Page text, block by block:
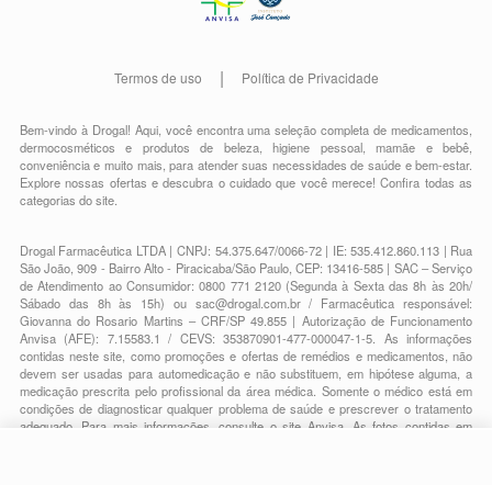
Termos de uso Política de Privacidade
Bem-vindo à Drogal! Aqui, você encontra uma seleção completa demedicamentos
dermocosméticos e produtos de beleza,higiene pessoal,mamãe e bebê
conveniênciae muito mais, para atender suas necessidades de saúde e bem-estar.
Explore nossas ofertas e descubra o cuidado que você merece!Confira todas as
categorias do site.
Drogal Farmacêutica LTDA | CNPJ: 54.375.647/0066-72 | IE: 535.412.860.113 | Rua
São João, 909 - Bairro Alto - Piracicaba/São Paulo, CEP: 13416-585 | SAC – Serviço
de Atendimento ao Consumidor: 0800 771 2120 (Segunda à Sexta das 8h às 20h/
Sábado das 8h às 15h) ou sac@drogal.com.br/ Farmacêutica responsável:
Giovanna do Rosario Martins – CRF/SP 49.855 | Autorização de Funcionamento
Anvisa (AFE): 7.15583.1 / CEVS: 353870901-477-000047-1-5. As informações
contidas neste site, como promoções e ofertas de remédios e medicamentos, não
devem ser usadas para automedicação e não substituem, em hipótese alguma, a
medicação prescrita pelo profissional da área médica. Somente o médico está em
condições de diagnosticar qualquer problema de saúde e prescrever o tratamento
adequado. Para mais informações, consulte o site Anvisa. As fotos contidas em